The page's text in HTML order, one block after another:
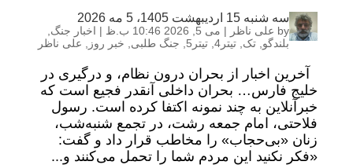
سه شنبه 15 اردیبهشت 1405، 5 مه 2026
by علی ناظر | می 5, 2026 10:46 ب.ظ | اخبار جنگ
بلندگو تک تیتر4 , تیتر5 جنگ طلبی خبر روز علی ناظر
آخرین اخبار از بحران درون نظام، و درگیری در
خلیج فارس… بحران داخلی آنقدر فجیع است که
خبرآنلاین به چند نمونه اکتفا کرده است. رسول
فلاحتی، امام جمعه رشت، در تجمع شنبه‌شب،
زنان «بی‌حجاب» را مخاطب قرار داد و گفت:
«فکر نکنید این مردم شما را تحمل می‌کنند و...